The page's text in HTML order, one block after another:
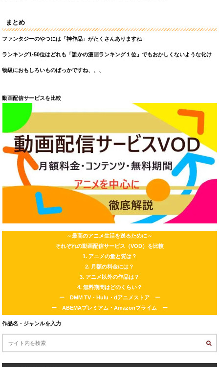
まとめ
ファンタジーのやつには「神作品」がたくさんありますね
ランキング1-50位はどれも「誰かの漫画ランキング１位」でもおかしくないような化け
物級におもしろいものばっかですね、、、
動画配信サービスを比較
～最高のアニメ生活を送るために～
それぞれの動画配信サービス（VOD）を比較
1. アニメの量と質は？
2. 月額の料金には？
3. アニメ以外の作品は？
4. 無料期間はどのくらい？
ー DMM TV・Hulu・dアニメストア ー
ー ABEMAプレミアム・Amazonプライム ー
作品名・ジャンルを入力